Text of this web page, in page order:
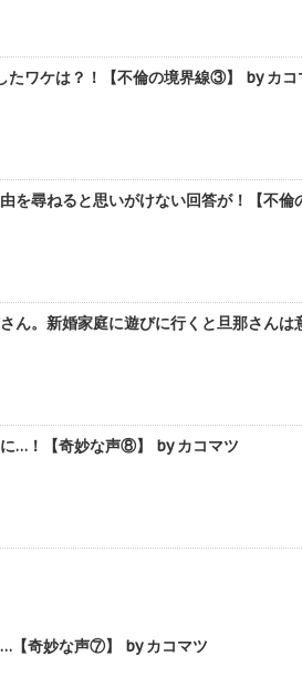
たワケは？！【不倫の境界線③】 by カコ
を尋ねると思いがけない回答が！【不
ん。新婚家庭に遊びに行くと旦那さん
…！【奇妙な声⑧】 by カコマツ
【奇妙な声⑦】 by カコマツ